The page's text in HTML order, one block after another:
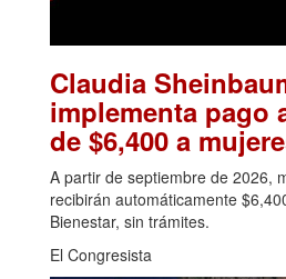
Claudia
implementa pago
de $6,400 a
A partir de septiembre de 2026,
recibirán automáticamente
Bienestar, sin trámites.
El Congresista